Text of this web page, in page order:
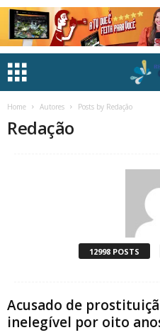
Home Autores Posts by Redação
Redação
12998 POSTS
Acusado de
inelegível por oito